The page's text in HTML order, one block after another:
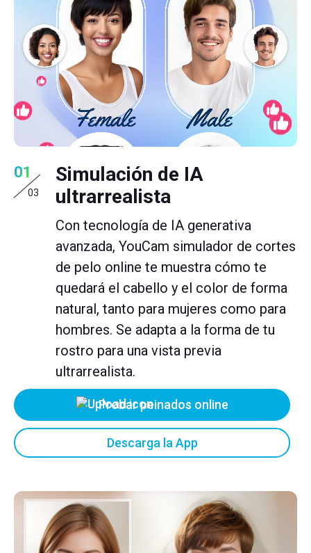
01
03
Simulación de IA
ultrarrealista
Con tecnología de IA generativa
avanzada, YouCam simulador de cortes
de pelo online te muestra cómo te
quedará el cabello y el color de forma
natural, tanto para mujeres como para
hombres. Se adapta a la forma de tu
rostro para una vista previa
ultrarrealista.
Probar peinados online
Descarga la App